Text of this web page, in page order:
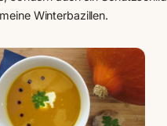
Winterbazillen.